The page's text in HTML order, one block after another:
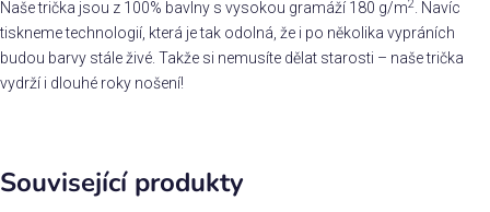
Naše trička jsou z 100% bavlny s vysokou gramáží 180 g/m2. Navíc
tiskneme technologií, která je tak odolná, že i po několika vypráních
budou barvy stále živé. Takže si nemusíte dělat starosti – naše trička
vydrží i dlouhé roky nošení!
Související produkty